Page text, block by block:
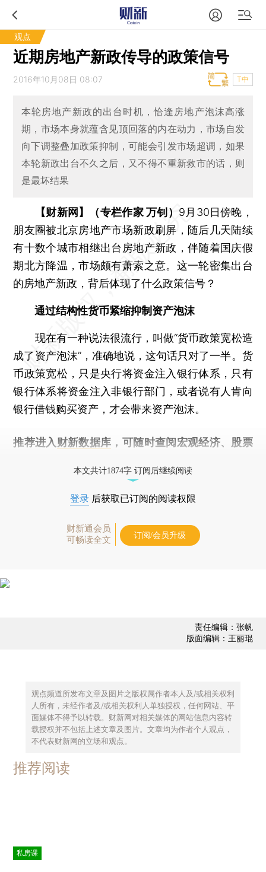
观点
近期房地产新政传导的政策信号
2016年10月08日 08:07 T中
本轮房地产新政的出台时机，恰逢房地产泡沫高涨
期，市场本身就蕴含见顶回落的内在动力，市场自发
向下调整叠加政策抑制，可能会引发市场超调，如果
本轮新政出台不久之后，又不得不重新救市的话，则
是最坏结果
【财新网】（专栏作家 万钊） 9月30日傍晚，
朋友圈被北京房地产市场新政刷屏，随后几天陆续
有十数个城市相继出台房地产新政，伴随着国庆假
期北方降温，市场颇有萧索之意。这一轮密集出台
的房地产新政，背后体现了什么政策信号？
通过结构性货币紧缩抑制资产泡沫
现在有一种说法很流行，叫做“货币政策宽松造
成了资产泡沫”，准确地说，这句话只对了一半。货
币政策宽松，只是央行将资金注入银行体系，只有
银行体系将资金注入非银行部门，或者说有人肯向
银行借钱购买资产，才会带来资产泡沫。
推荐进入 财新数据库 ，可随时查阅宏观经济、股票
本文共计1874字 订阅后继续阅读
登录 后获取已订阅的阅读权限
财新通会员
可畅读全文
订阅/会员升级
责任编辑：张帆
版面编辑：王丽琨
观点频道所发布文章及图片之版权属作者本人及/或相关权利
人所有，未经作者及/或相关权利人单独授权，任何网站、平
面媒体不得予以转载。财新网对相关媒体的网站信息内容转
载授权并不包括上述文章及图片。文章均为作者个人观点，
不代表财新网的立场和观点。
推荐阅读
私房课